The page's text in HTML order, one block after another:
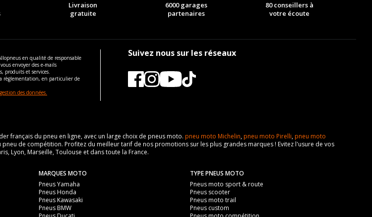
Livraison
gratuite
6000 garages
partenaires
80 conseillers à
votre écoute
en qualité de responsable
envoyer des e-mails
produits et services.
règlementation, en particulier de
des données.
Suivez nous sur les réseaux
français du pneu en ligne, avec un large choix de pneus moto. pneu moto Michelin,pneu moto Pirelli,pneu moto
de compétition. Profitez du meilleur tarif de nos promotions sur les plus grandes marques ! Evitez l'usure de vos
Lyon, Marseille, Toulouse et dans toute la France.
MARQUES MOTO
Pneus Yamaha
Pneus Honda
Pneus Kawasaki
Pneus BMW
TYPE PNEUS MOTO
Pneus moto sport & route
Pneus scooter
Pneus moto trail
Pneus custom